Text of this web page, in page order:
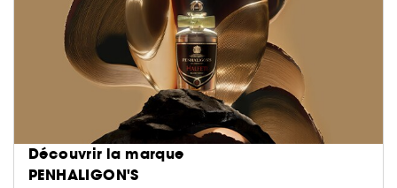
Découvrir la marque
PENHALIGON'S